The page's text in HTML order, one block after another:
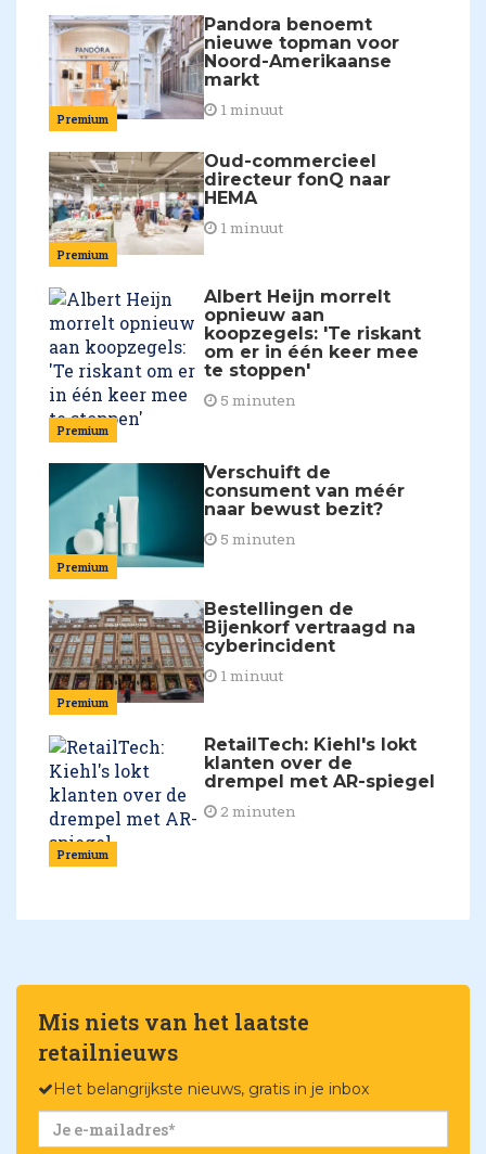
Premium
Pandora benoemt
nieuwe topman voor
Noord-Amerikaanse
markt
1 minuut
Premium
Oud-commercieel
directeur fonQ naar
HEMA
1 minuut
Premium
Albert Heijn morrelt
opnieuw aan
koopzegels: 'Te riskant
om er in één keer mee
te stoppen'
5 minuten
Premium
Verschuift de
consument van méér
naar bewust bezit?
5 minuten
Premium
Bestellingen de
Bijenkorf vertraagd na
cyberincident
1 minuut
Premium
RetailTech: Kiehl's lokt
klanten over de
drempel met AR-spiegel
2 minuten
Mis niets van het laatste
retailnieuws
Het belangrijkste nieuws, gratis in je inbox